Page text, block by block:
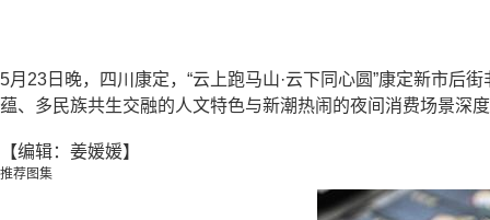
5月23日晚，四川康定，“云上跑马山·云下同心圆”康定新市后
蕴、多民族共生交融的人文特色与新潮热闹的夜间消费场景深
【编辑：姜媛媛】
推荐图集